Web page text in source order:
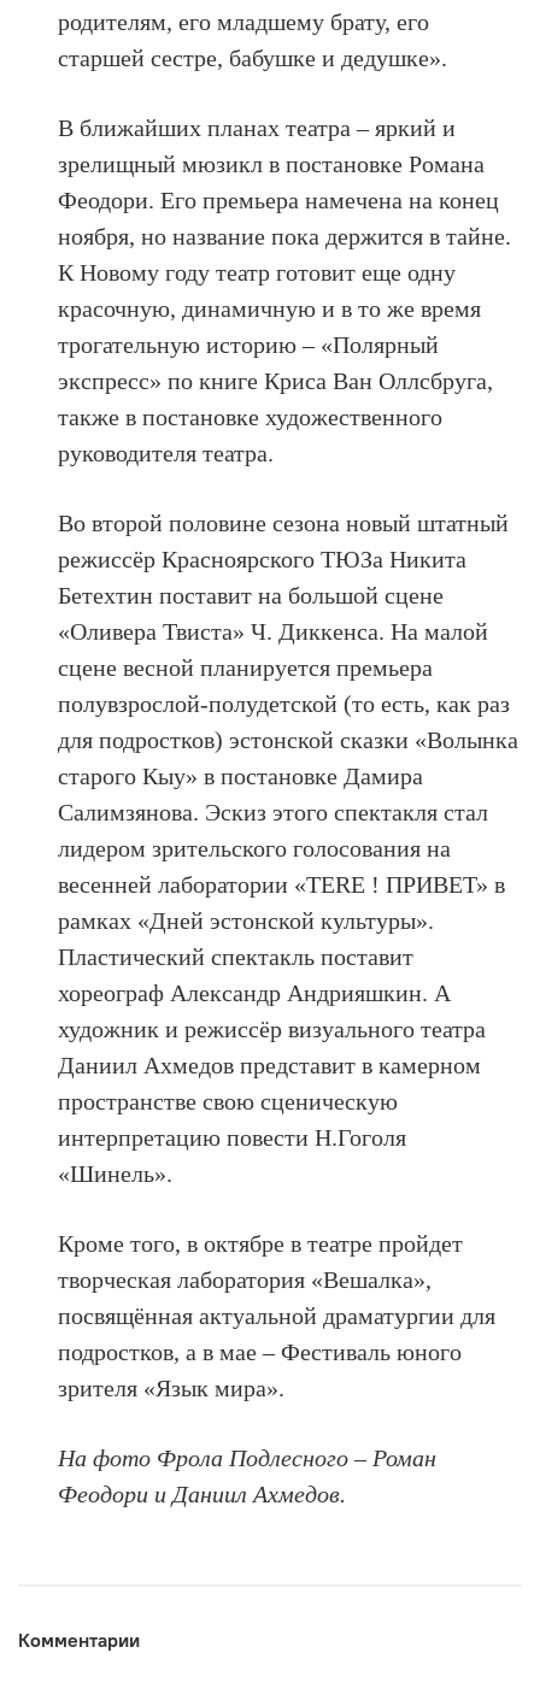
родителям, его младшему брату, его
старшей сестре, бабушке и дедушке».
В ближайших планах театра – яркий и
зрелищный мюзикл в постановке Романа
Феодори. Его премьера намечена на конец
ноября, но название пока держится в тайне.
К Новому году театр готовит еще одну
красочную, динамичную и в то же время
трогательную историю – «Полярный
экспресс» по книге Криса Ван Оллсбруга,
также в постановке художественного
руководителя театра.
Во второй половине сезона новый штатный
режиссёр Красноярского ТЮЗа Никита
Бетехтин поставит на большой сцене
«Оливера Твиста» Ч. Диккенса. На малой
сцене весной планируется премьера
полувзрослой-полудетской (то есть, как раз
для подростков) эстонской сказки «Волынка
старого Кыу» в постановке Дамира
Салимзянова. Эскиз этого спектакля стал
лидером зрительского голосования на
весенней лаборатории «TERE ! ПРИВЕТ» в
рамках «Дней эстонской культуры».
Пластический спектакль поставит
хореограф Александр Андрияшкин. А
художник и режиссёр визуального театра
Даниил Ахмедов представит в камерном
пространстве свою сценическую
интерпретацию повести Н.Гоголя
«Шинель».
Кроме того, в октябре в театре пройдет
творческая лаборатория «Вешалка»,
посвящённая актуальной драматургии для
подростков, а в мае – Фестиваль юного
зрителя «Язык мира».
На фото Фрола Подлесного – Роман
Феодори и Даниил Ахмедов.
Комментарии